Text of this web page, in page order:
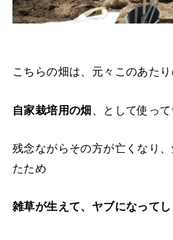
こちらの畑は、元々このあた
自家栽培用の畑 、として使っ
残念ながらその方が亡くなり
たため
雑草が生えて、ヤブになって